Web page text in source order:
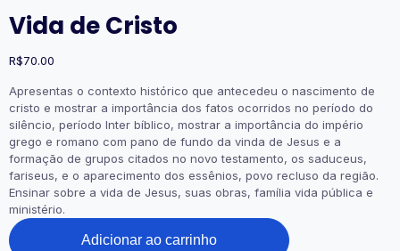
Vida de Cristo
R$70.00
Apresentas o contexto histórico que antecedeu o nascimento de
cristo e mostrar a importância dos fatos ocorridos no período do
silêncio, período Inter bíblico, mostrar a importância do império
grego e romano com pano de fundo da vinda de Jesus e a
formação de grupos citados no novo testamento, os saduceus,
fariseus, e o aparecimento dos essênios, povo recluso da região.
Ensinar sobre a vida de Jesus, suas obras, família vida pública e
ministério.
Vida
de
Adicionar ao carrinho